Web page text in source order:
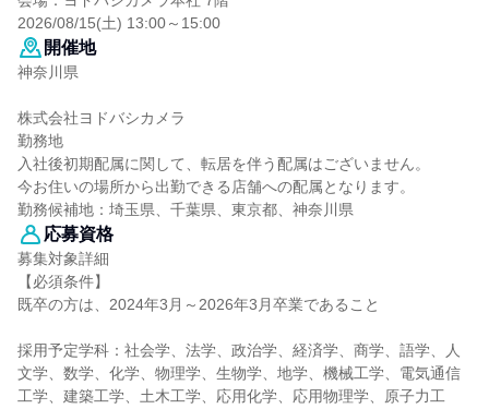
2026/08/15(土) 13:00～15:00
開催地
神奈川県
株式会社ヨドバシカメラ
勤務地
入社後初期配属に関して、転居を伴う配属はございません。
今お住いの場所から出勤できる店舗への配属となります。
勤務候補地：埼玉県、千葉県、東京都、神奈川県
応募資格
募集対象詳細
【必須条件】
既卒の方は、2024年3月～2026年3月卒業であること
採用予定学科：社会学、法学、政治学、経済学、商学、語学、人
文学、数学、化学、物理学、生物学、地学、機械工学、電気通信
工学、建築工学、土木工学、応用化学、応用物理学、原子力工